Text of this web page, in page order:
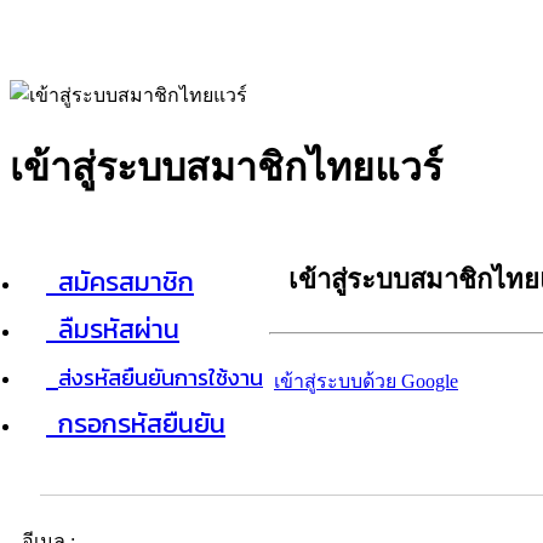
เข้าสู่ระบบสมาชิกไทยแวร์
สมัครสมาชิก
ลืมรหัสผ่าน
ส่งรหัสยืนยันการใช้งาน
กรอกรหัสยืนยัน
เข้าสู่ระบบสมาชิกไท
เข้าสู่ระบบด้วย Google